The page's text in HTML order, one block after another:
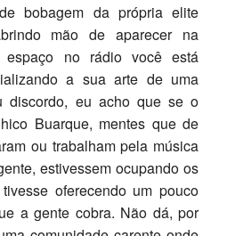
bobagem da própria elite
mão de aparecer na
espaço no rádio você está
a sua arte de uma
discordo, eu acho que se o
Buarque, mentes que de
ou trabalham pela música
estivessem ocupando os
oferecendo um pouco
a gente cobra. Não dá, por